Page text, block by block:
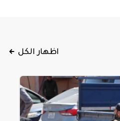
اظهار الكل